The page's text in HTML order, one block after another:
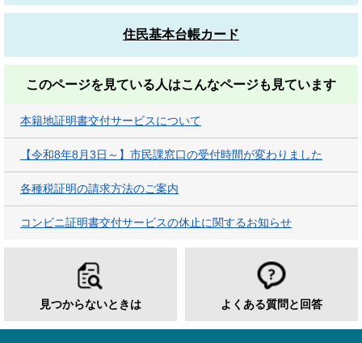
住民基本台帳カード
このページを見ている人はこんなページも見ています
本籍地証明書交付サービスについて
【令和8年8月3日～】市民課窓口の受付時間が変わりました
各種税証明の請求方法のご案内
コンビニ証明書交付サービスの休止に関するお知らせ
見つからないときは よくある質問と回答